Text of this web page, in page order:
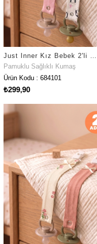
Just Inner Kız Bebek 2'li Pamuklu Emzik Askısı Klipsli Penguen Desenli Fiyonklu Güvenli (684101)
Pamuklu Sağlıklı Kumaş
Ürün Kodu : 684101
₺299,90